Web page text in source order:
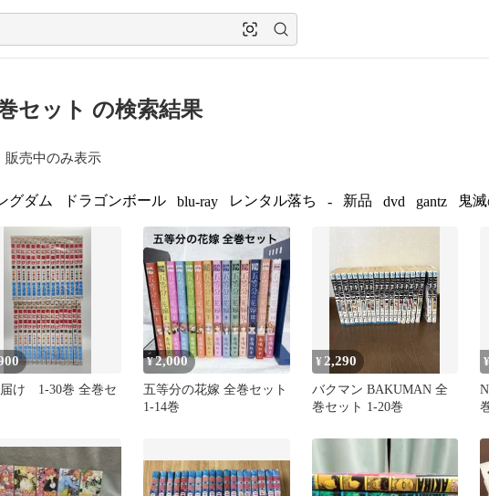
セット の検索結果
販売中のみ表示
グダム ドラゴンボール blu-ray レンタル落ち - 新品 dvd gantz 鬼
け 1-30巻 全巻セ
¥2,000
五等分の花嫁 全巻セット
1-14巻
¥ 2,290
バクマン BAKUMAN 全
巻セット 1-20巻
¥